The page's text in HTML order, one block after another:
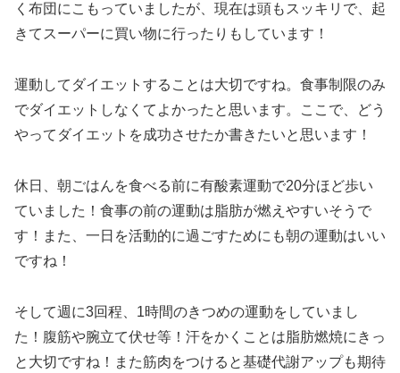
く布団にこもっていましたが、現在は頭もスッキリで、起
きてスーパーに買い物に行ったりもしています！
運動してダイエットすることは大切ですね。食事制限のみ
でダイエットしなくてよかったと思います。ここで、どう
やってダイエットを成功させたか書きたいと思います！
休日、朝ごはんを食べる前に有酸素運動で20分ほど歩い
ていました！食事の前の運動は脂肪が燃えやすいそうで
す！また、一日を活動的に過ごすためにも朝の運動はいい
ですね！
そして週に3回程、1時間のきつめの運動をしていまし
た！腹筋や腕立て伏せ等！汗をかくことは脂肪燃焼にきっ
と大切ですね！また筋肉をつけると基礎代謝アップも期待